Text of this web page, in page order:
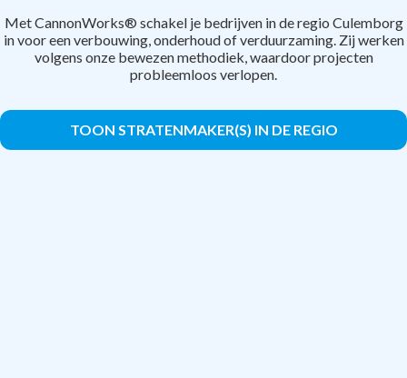
Met CannonWorks® schakel je bedrijven in de regio Culemborg
in voor een verbouwing, onderhoud of verduurzaming. Zij werken
volgens onze bewezen methodiek, waardoor projecten
probleemloos verlopen.
TOON STRATENMAKER(S) IN DE REGIO